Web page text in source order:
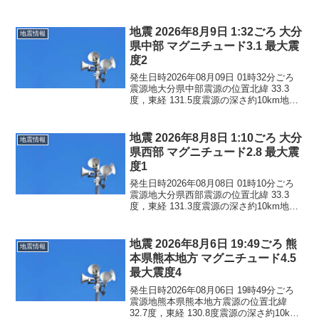
はありません。震度4熊本県...
地震情報
地震 2026年8月9日 1:32ごろ 大分
県中部 マグニチュード3.1 最大震
度2
発生日時2026年08月09日 01時32分ごろ
震源地大分県中部震源の位置北緯 33.3
度，東経 131.5度震源の深さ約10km地震
せん。震度2大分県別府市震度...
地震情報
地震 2026年8月8日 1:10ごろ 大分
県西部 マグニチュード2.8 最大震
度1
発生日時2026年08月08日 01時10分ごろ
震源地大分県西部震源の位置北緯 33.3
度，東経 131.3度震源の深さ約10km地震
せん。震度1大分県別府市由布...
地震情報
地震 2026年8月6日 19:49ごろ 熊
本県熊本地方 マグニチュード4.5
最大震度4
発生日時2026年08月06日 19時49分ごろ
震源地熊本県熊本地方震源の位置北緯
32.7度，東経 130.8度震源の深さ約10km